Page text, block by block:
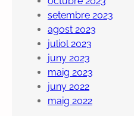
setembre 2023
agost 2023
juliol 2023
juny 2023
maig 2023
juny 2022
maig 2022